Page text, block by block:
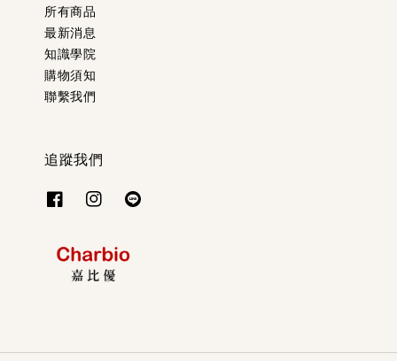
所有商品
最新消息
知識學院
購物須知
聯繫我們
追蹤我們